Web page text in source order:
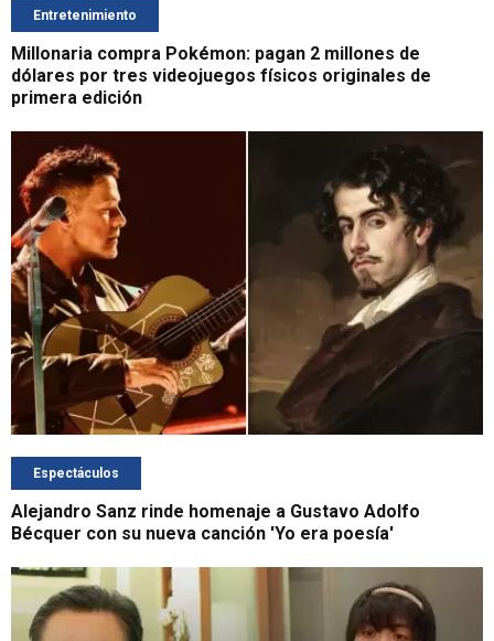
Entretenimiento
Millonaria compra Pokémon: pagan 2 millones de
dólares por tres videojuegos físicos originales de
primera edición
Espectáculos
Alejandro Sanz rinde homenaje a Gustavo Adolfo
Bécquer con su nueva canción 'Yo era poesía'